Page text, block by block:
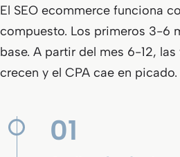
El SEO ecommerce funciona
compuesto. Los primeros 3-6
base. A partir del mes 6-12,
crecen y el CPA cae en picado.
01